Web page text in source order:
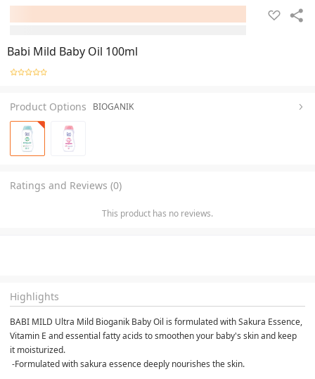
Babi Mild Baby Oil 100ml
Product Options BIOGANIK
Ratings and Reviews (0)
This product has no reviews.
Highlights
BABI MILD Ultra Mild Bioganik Baby Oil is formulated with Sakura Essence,
Vitamin E and essential fatty acids to smoothen your baby's skin and keep
it moisturized.
-Formulated with sakura essence deeply nourishes the skin.